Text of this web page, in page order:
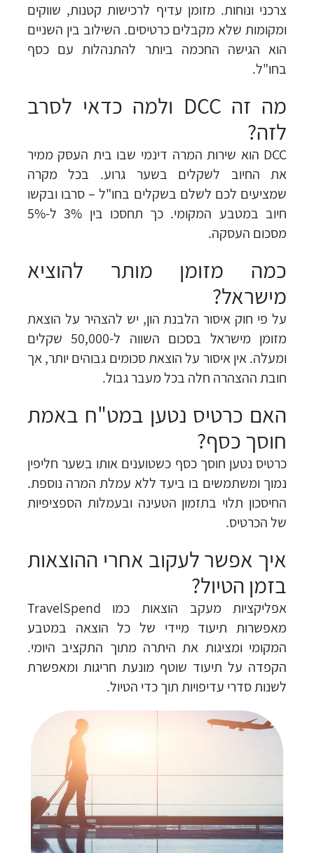
צרכני ונוחות. מזומן עדיף לרכישות קטנות, שווקים
ומקומות שלא מקבלים כרטיסים. השילוב בין השניים
הוא הגישה החכמה ביותר להתנהלות עם כסף
בחו"ל.
מה זה DCC ולמה כדאי לסרב
לזה?
DCC הוא שירות המרה דינמי שבו בית העסק ממיר
את החיוב לשקלים בשער גרוע. בכל מקרה
שמציעים לכם לשלם בשקלים בחו"ל – סרבו ובקשו
חיוב במטבע המקומי. כך תחסכו בין 3% ל-5%
מסכום העסקה.
כמה מזומן מותר להוציא
מישראל?
על פי חוק איסור הלבנת הון, יש להצהיר על הוצאת
מזומן מישראל בסכום השווה ל-50,000 שקלים
ומעלה. אין איסור על הוצאת סכומים גבוהים יותר, אך
חובת ההצהרה חלה בכל מעבר גבול.
האם כרטיס נטען במט"ח באמת
חוסך כסף?
כרטיס נטען חוסך כסף כשטוענים אותו בשער חליפין
נמוך ומשתמשים בו ביעד ללא עמלת המרה נוספת.
החיסכון תלוי בתזמון הטעינה ובעמלות הספציפיות
של הכרטיס.
איך אפשר לעקוב אחרי ההוצאות
בזמן הטיול?
אפליקציות מעקב הוצאות כמו TravelSpend
מאפשרות תיעוד מיידי של כל הוצאה במטבע
המקומי ומציגות את היתרה מתוך התקציב היומי.
הקפדה על תיעוד שוטף מונעת חריגות ומאפשרת
לשנות סדרי עדיפויות תוך כדי הטיול.